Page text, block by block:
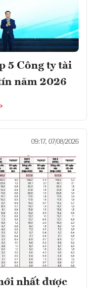
5 Công ty tài
năm 2026
09:17, 07/08/2026
nhất được